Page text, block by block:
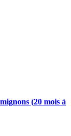
(20 mois à